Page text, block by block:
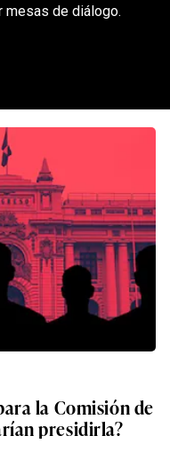
mesas de diálogo.
la Comisión de
presidirla?